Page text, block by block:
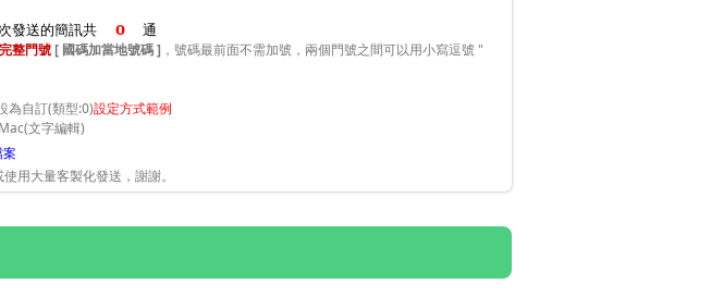
發送的簡訊共 通
整門號 [ 國碼加當地號碼 ] ，號碼最前面不需加號，兩個門號之間可以用小寫逗號 "
為自訂(類型:0)設定方式範例
文字編輯)
用大量客製化發送，謝謝。